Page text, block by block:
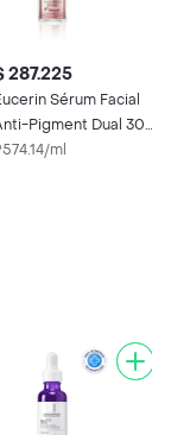
287.225
Sérum Facial
Pigment Dual 30
ml